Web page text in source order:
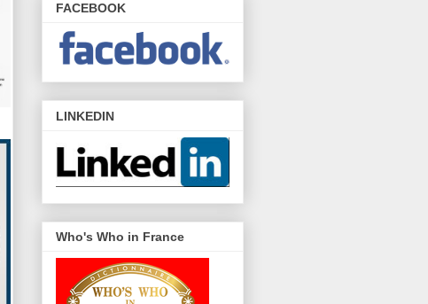
FACEBOOK
LINKEDIN
Who's Who in France